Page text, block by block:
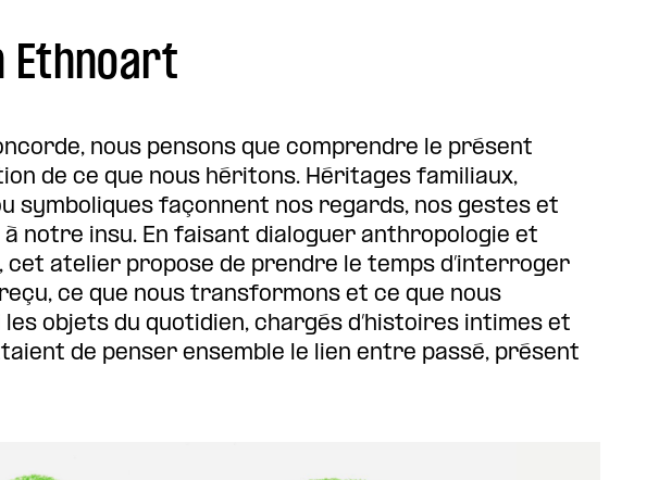
Ethnoart
nous pensons que comprendre le présent
de ce que nous héritons. Héritages familiaux,
symboliques façonnent nos regards, nos gestes et
notre insu. En faisant dialoguer anthropologie et
atelier propose de prendre le temps d’interroger
ce que nous transformons et ce que nous
objets du quotidien, chargés d’histoires intimes et
de penser ensemble le lien entre passé, présent